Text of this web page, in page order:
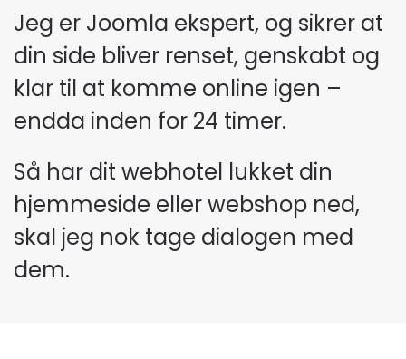
Jeg er Joomla ekspert, og sikrer at
din side bliver renset, genskabt og
klar til at komme online igen –
endda inden for 24 timer.
Så har dit webhotel lukket din
hjemmeside eller webshop ned,
skal jeg nok tage dialogen med
dem.